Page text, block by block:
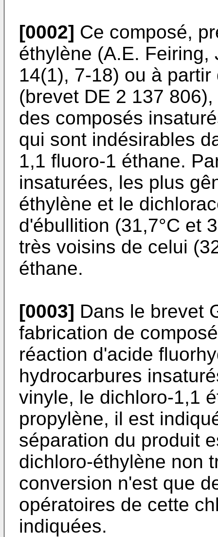
[0002] Ce composé,
éthylène (A.E. Feiring,
14(1), 7-18) ou à
(brevet DE 2 137
des composés
qui sont indésirables
1,1 fluoro-1 éthane.
insaturées, les plus
éthylène et le
d'ébullition (31,7°C et
très voisins de celui
éthane.
[0003] Dans le brevet
fabrication de
réaction d'acide
hydrocarbures
vinyle, le dichloro-1,1
propylène, il est
séparation du produit
dichloro-éthylène non
conversion n'est que
opératoires de cette
indiquées.